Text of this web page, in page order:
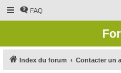
FAQ
Index du forum Contacter un